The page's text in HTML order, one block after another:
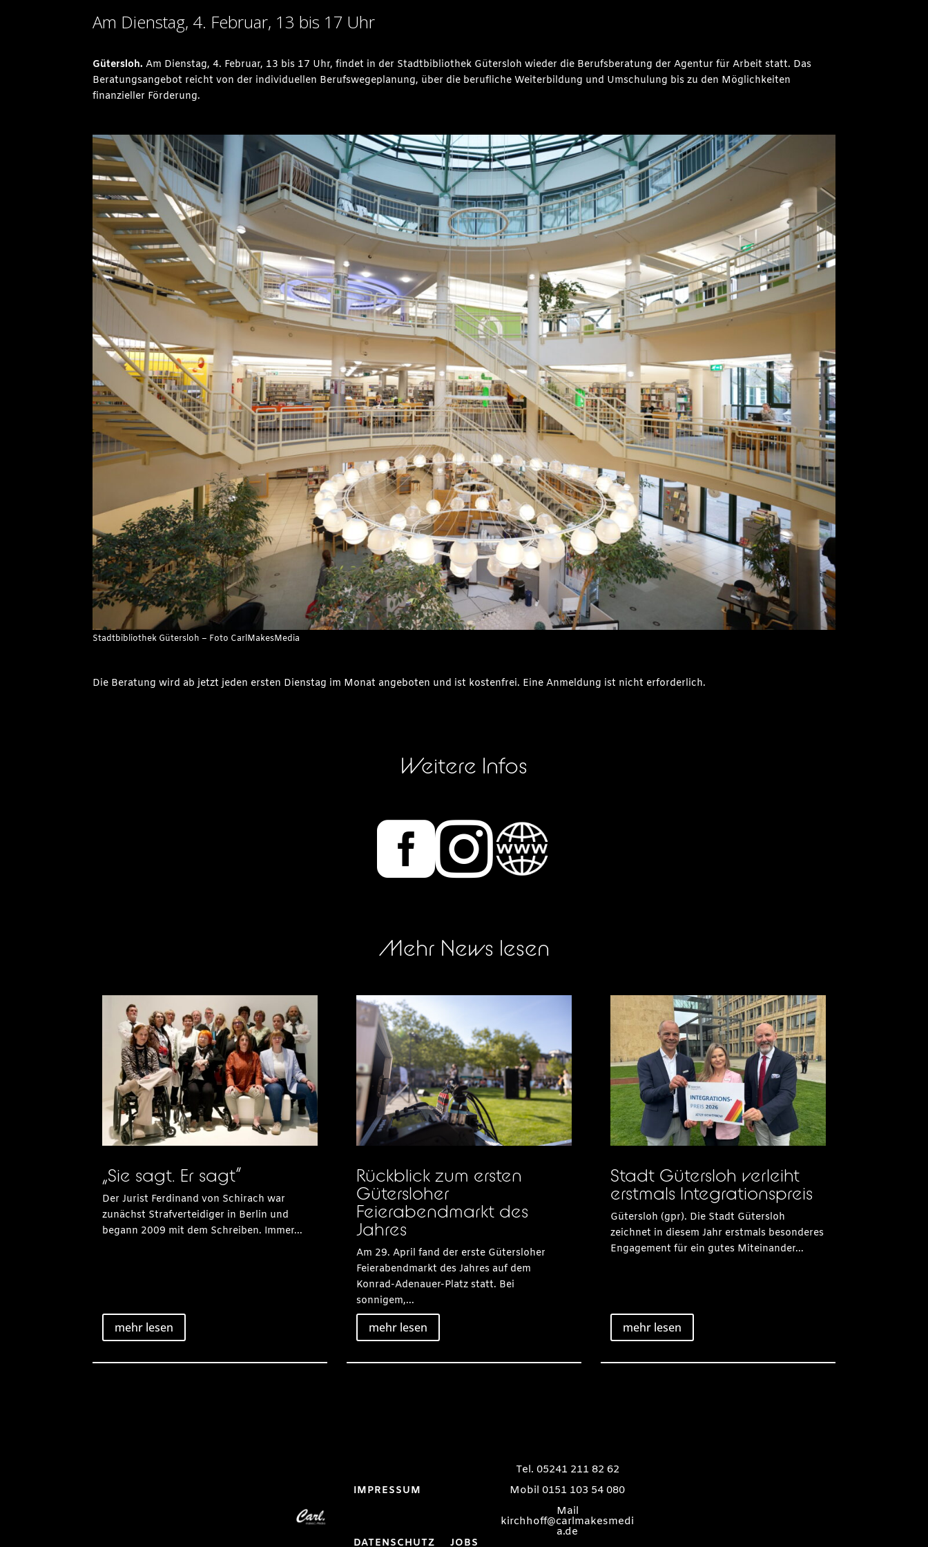
Am Dienstag, 4. Februar, 13 bis 17 Uhr
Gütersloh.Am Dienstag, 4. Februar, 13 bis 17 Uhr, findet in der Stadtbibliothek Gütersloh wieder die Berufsberatung der Agentur für Arbeit statt. Das
Beratungsangebot reicht von der individuellen Berufswegeplanung, über die berufliche Weiterbildung und Umschulung bis zu den Möglichkeiten
finanzieller Förderung.
Stadtbibliothek Gütersloh – Foto CarlMakesMedia
Die Beratung wird ab jetzt jeden ersten Dienstag im Monat angeboten und ist kostenfrei. Eine Anmeldung ist nicht erforderlich.
Weitere Infos

Mehr News lesen
„Sie sagt. Er sagt“
Der Jurist Ferdinand von Schirach war
zunächst Strafverteidiger in Berlin und
begann 2009 mit dem Schreiben. Immer...
mehr lesen
Rückblick zum ersten
Gütersloher
Feierabendmarkt des
Jahres
Am 29. April fand der erste Gütersloher
Feierabendmarkt des Jahres auf dem
Konrad-Adenauer-Platz statt. Bei
sonnigem,...
mehr lesen
Stadt Gütersloh verleiht
erstmals Integrationspreis
Gütersloh (gpr). Die Stadt Gütersloh
zeichnet in diesem Jahr erstmals besonderes
Engagement für ein gutes Miteinander...
mehr lesen
IMPRESSUM
DATENSCHUTZ JOBS
Tel. 05241 211 82 62
Mobil 0151 103 54 080
Mail
kirchhoff@carlmakesmedi
a.de